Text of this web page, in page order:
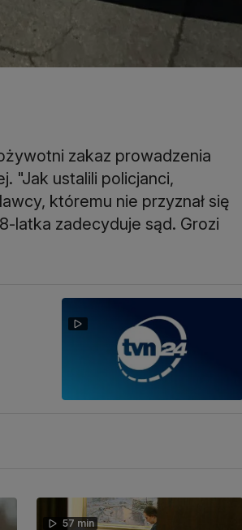
zakaz prowadzenia
"Jak ustalili policjanci,
któremu nie przyznał się
latka zadecyduje sąd. Grozi
57 min